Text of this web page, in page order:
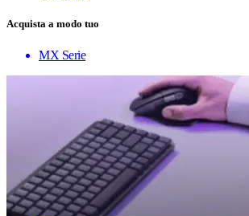
Acquista a modo tuo
MX Serie